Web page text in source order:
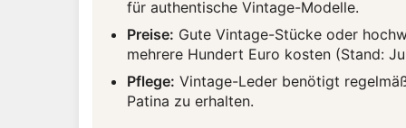
für authentische Vintage-Modelle.
Preise: Gute Vintage-Stücke oder
mehrere Hundert Euro kosten (Stand:
Pflege: Vintage-Leder benötigt
Patina zu erhalten.